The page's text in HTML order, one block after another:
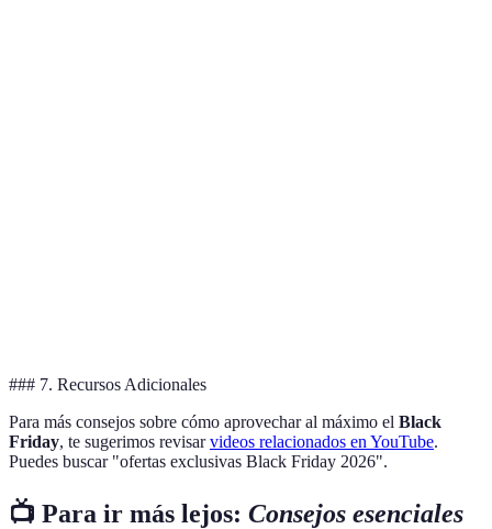
### 7. Recursos Adicionales
Para más consejos sobre cómo aprovechar al máximo el Black
Friday, te sugerimos revisarvideos relacionados en YouTube.
Puedes buscar "ofertas exclusivas Black Friday 2026".
📺 Para ir más lejos: Consejos esenciales